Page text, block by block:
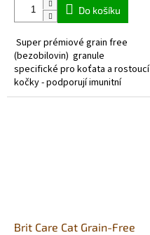
Do košíku
Super prémiové grain free
(bezobilovin) granule
specifické pro koťata a rostoucí
kočky - podporují imunitní
systém Vysoký obsah
Brit Care Cat Grain-Free